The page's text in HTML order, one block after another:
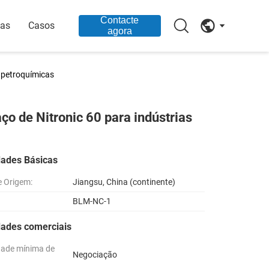
Casos
Contacte
agora
de Nitronic 60 para indústrias
Básicas
Origem:
Jiangsu, China (continente)
BLM-NC-1
comerciais
mínima de
Negociação